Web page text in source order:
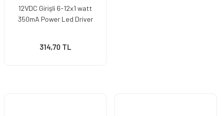
12VDC Girişli 6-12x1 watt
350mA Power Led Driver
314,70 TL